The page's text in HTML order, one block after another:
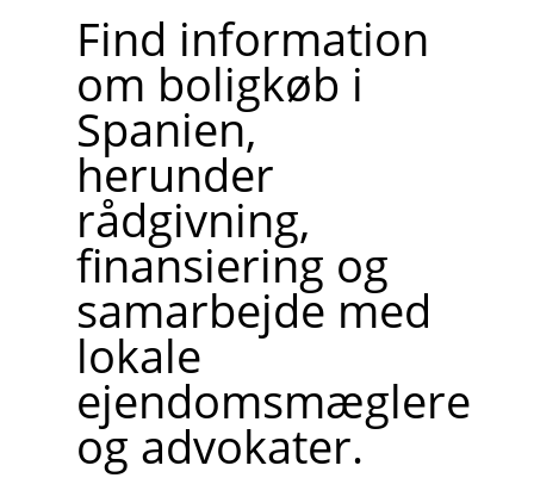
Find information
om boligkøb i
Spanien,
herunder
rådgivning,
finansiering og
samarbejde med
lokale
ejendomsmæglere
og advokater.